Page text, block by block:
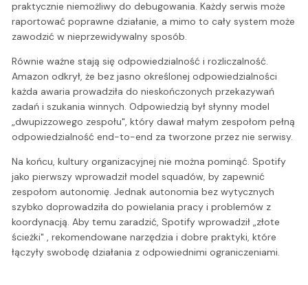
praktycznie niemożliwy do debugowania. Każdy serwis może
raportować poprawne działanie, a mimo to cały system może
zawodzić w nieprzewidywalny sposób.
Równie ważne stają się odpowiedzialność i rozliczalność.
Amazon odkrył, że bez jasno określonej odpowiedzialności
każda awaria prowadziła do nieskończonych przekazywań
zadań i szukania winnych. Odpowiedzią był słynny model
„dwupizzowego zespołu", który dawał małym zespołom pełną
odpowiedzialność end-to-end za tworzone przez nie serwisy.
Na końcu, kultury organizacyjnej nie można pominąć. Spotify
jako pierwszy wprowadził model squadów, by zapewnić
zespołom autonomię. Jednak autonomia bez wytycznych
szybko doprowadziła do powielania pracy i problemów z
koordynacją. Aby temu zaradzić, Spotify wprowadził „złote
ścieżki" , rekomendowane narzędzia i dobre praktyki, które
łączyły swobodę działania z odpowiednimi ograniczeniami.